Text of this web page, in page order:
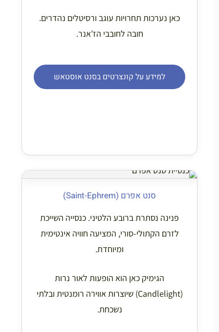
כאן נערכות תחרויות עוגב ורסיטלים נהדרים.
חובה לחובבי הז’אנר.
למידע על קונצרטים בסנט אוסטאש
סנט אפרם (Saint-Ephrem)
פנינה נסתרת ברובע הלטיני. כנסייה השייכת
לזרם הקתולי-סורי, המציעה חוויה אינטימית
ומיוחדת.
הגימיק כאן הוא הופעות לאור נרות
(Candlelight) שיוצרות אווירה רומנטית ובלתי
נשכחת.